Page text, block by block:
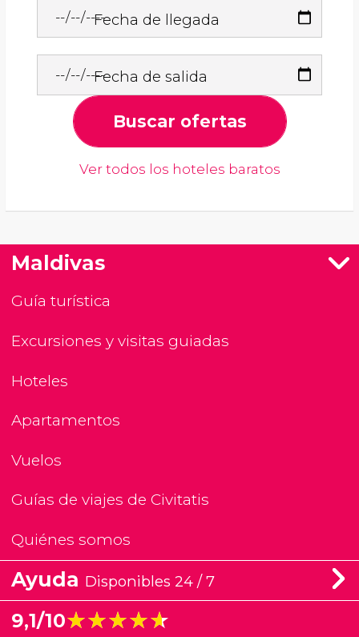
Fecha de llegada
Fecha de salida
Buscar ofertas
Ver todos los hoteles baratos
Maldivas
Guía turística
Excursiones y visitas guiadas
Hoteles
Apartamentos
Vuelos
Guías de viajes de Civitatis
Quiénes somos
Ayuda Disponibles 24 / 7
9,1/10★★★★★
★★★★★